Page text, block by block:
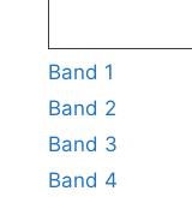
Band 1
Band 2
Band 3
Band 4